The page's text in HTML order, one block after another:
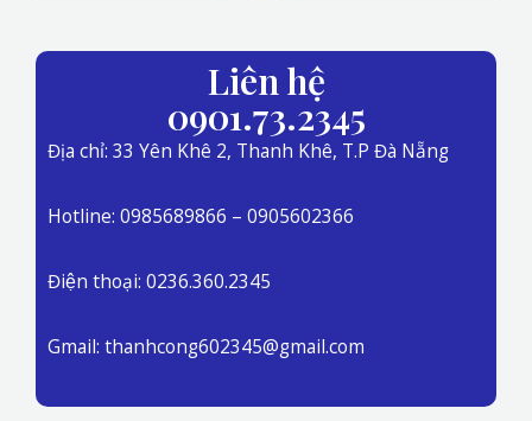
Liên hệ
0901.73.2345
Địa chỉ: 33 Yên Khê 2, Thanh Khê, T.P Đà Nẵng
Hotline: 0985689866 – 0905602366
Điện thoại: 0236.360.2345
Gmail: thanhcong602345@gmail.com